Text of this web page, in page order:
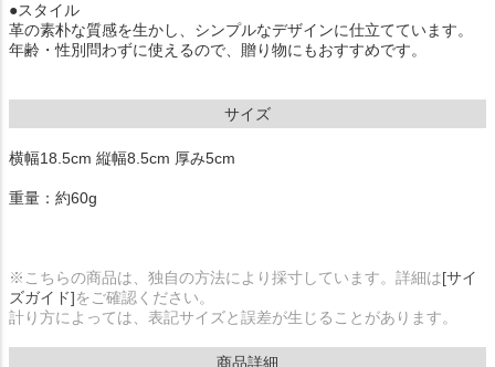
●スタイル
革の素朴な質感を生かし、シンプルなデザインに仕立てています。
年齢・性別問わずに使えるので、贈り物にもおすすめです。
サイズ
横幅18.5cm 縦幅8.5cm 厚み5cm
重量：約60g
※こちらの商品は、独自の方法により採寸しています。詳細は[サイ
ズガイド]をご確認ください。
計り方によっては、表記サイズと誤差が生じることがあります。
商品詳細